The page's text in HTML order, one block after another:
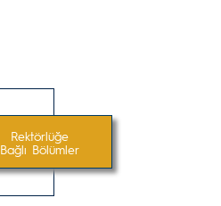
Rektörlüğe
Bağlı Bölümler